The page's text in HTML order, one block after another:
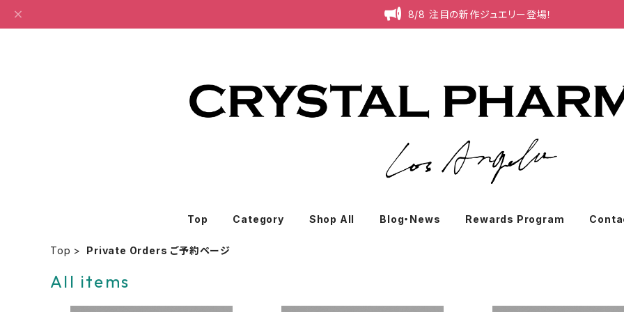
8/8 注目の新作ジュエリー登場！
Top Category Shop All Blog・News Rewards Program
Top Private Orders ご予約ページ
All items